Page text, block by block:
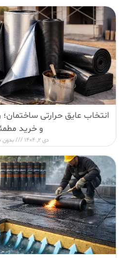
انتخاب عایق حرارتی
و خرید
دی 2, 1404 بدون